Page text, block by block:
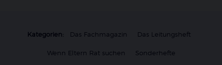
Kategorien: Das Fachmagazin Das Leitungsheft
Wenn Eltern Rat suchen Sonderhefte